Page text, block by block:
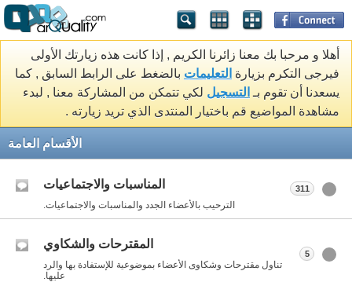
أهلا و مرحبا بك معنا زائرنا الكريم , إذا كانت هذه زيارتك الأولى
فيرجى التكرم بزيارة التعليمات بالضغط على الرابط السابق , كما
يسعدنا أن تقوم بـ التسجيل لكي تتمكن من المشاركة معنا , لبدء
مشاهدة المواضيع قم باختيار المنتدى الذي تريد زيارته .
الأقسام العامة
المناسبات والاجتماعيات
الترحيب بالأعضاء الجدد والمناسبات والاجتماعيات.
311
المقترحات والشكاوي
تناول مقترحات وشكاوى الأعضاء بموضوعية للإستفادة بها والرد
عليها.
5